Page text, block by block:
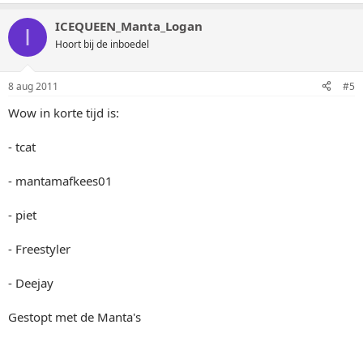
I ICEQUEEN_Manta_Logan
Hoort bij de inboedel
8 aug 2011 #5
Wow in korte tijd is:
- tcat
- mantamafkees01
- piet
- Freestyler
- Deejay
Gestopt met de Manta's